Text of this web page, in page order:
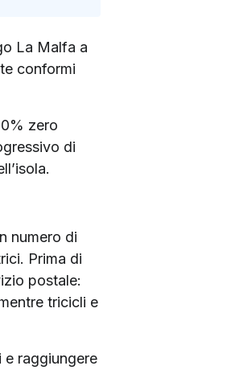
La Malfa a
conformi
zero
di
numero di
Prima di
postale:
tricicli e
e raggiungere